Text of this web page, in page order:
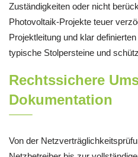
Zuständigkeiten oder nicht
Photovoltaik-Projekte teuer
Projektleitung und klar
typische Stolpersteine und
Rechtssichere
Dokumentation
Von der